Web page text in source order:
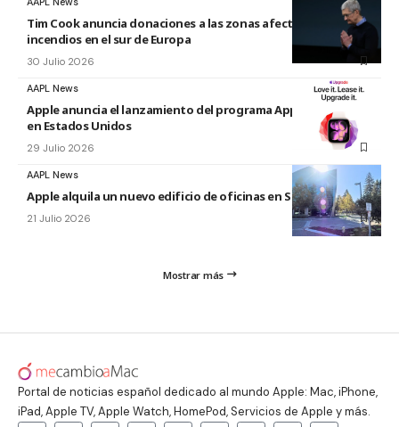
Tim Cook anuncia donaciones a las zonas afectadas por los
incendios en el sur de Europa
30 Julio 2026
AAPL News
Apple anuncia el lanzamiento del programa Apple Upgrade
en Estados Unidos
29 Julio 2026
AAPL News
Apple alquila un nuevo edificio de oficinas en Sunnyvale
21 Julio 2026
Mostrar más
Portal de noticias español dedicado al mundo Apple: Mac, iPhone,
iPad, Apple TV, Apple Watch, HomePod, Servicios de Apple y más.